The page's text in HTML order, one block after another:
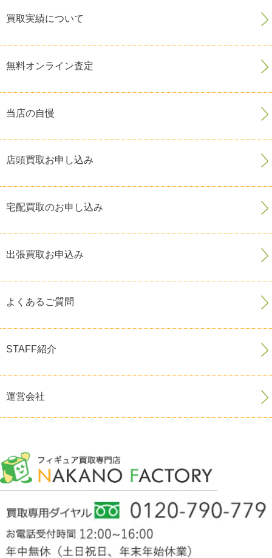
買取実績について
無料オンライン査定
当店の自慢
店頭買取お申し込み
宅配買取のお申し込み
出張買取お申込み
よくあるご質問
STAFF紹介
運営会社